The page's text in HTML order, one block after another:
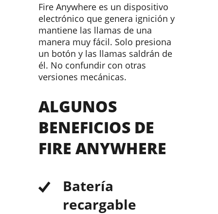
Fire Anywhere es un dispositivo
electrónico que genera ignición y
mantiene las llamas de una
manera muy fácil. Solo presiona
un botón y las llamas saldrán de
él. No confundir con otras
versiones mecánicas.
ALGUNOS
BENEFICIOS DE
FIRE ANYWHERE
Batería
recargable